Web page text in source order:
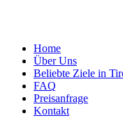
Home
Über Uns
Beliebte Ziele in
FAQ
Preisanfrage
Kontakt